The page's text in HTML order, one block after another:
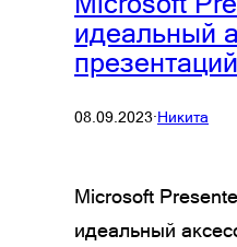
идеальный
презентаций
08.09.2023·Никита
Microsoft
идеальный